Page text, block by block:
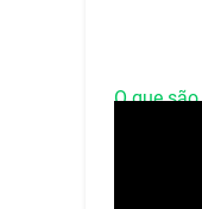
O que